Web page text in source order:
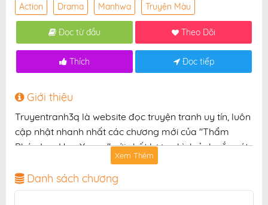
Action Drama Manhwa Truyện Màu
Đọc từ đầu Theo Dõi
Thích Đọc tiếp
Giới thiệu
Truyentranh3q là website đọc truyện tranh uy tín, luôn
cập nhật nhanh nhất các chương mới của "Thẩm
Phán Lee Han Young" với chất lượng hình ảnh sắc nét,
bản dịch chuẩn và giao diện thân thiện, mang đến trải
nghiệm đọc truyện hấp dẫn, tiện lợi, hoàn toàn miễn
phí cho độc giả yêu thích truyện tranh online.
Xem Thêm
Danh sách chương